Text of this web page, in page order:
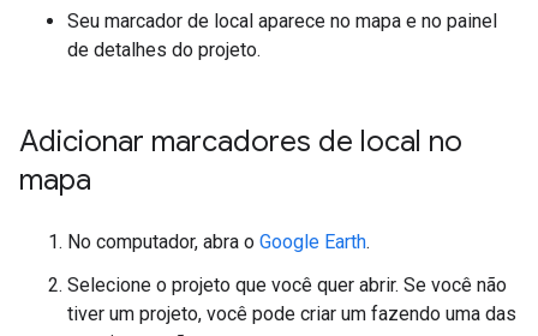
Seu marcador de local aparece no mapa e no painel
de detalhes do projeto.
Adicionar marcadores de local no
mapa
No computador, abra o Google Earth.
Selecione o projeto que você quer abrir. Se você não
tiver um projeto, você pode criar um fazendo uma das